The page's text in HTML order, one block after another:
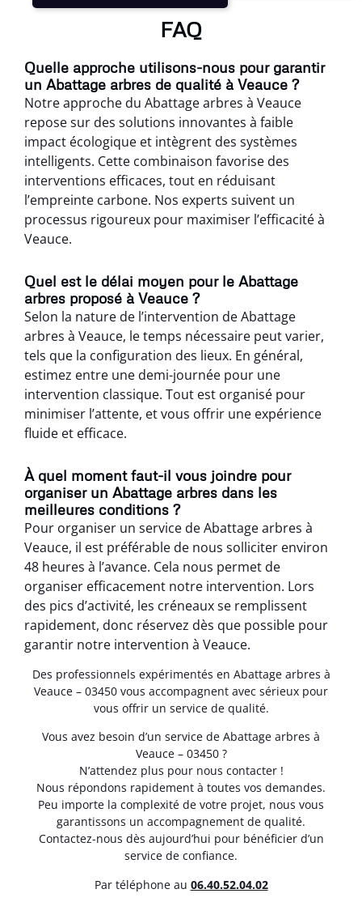
FAQ
Quelle approche utilisons-nous pour garantir
un Abattage arbres de qualité à Veauce ?
Notre approche du Abattage arbres à Veauce
repose sur des solutions innovantes à faible
impact écologique et intègrent des systèmes
intelligents. Cette combinaison favorise des
interventions efficaces, tout en réduisant
l’empreinte carbone. Nos experts suivent un
processus rigoureux pour maximiser l’efficacité à
Veauce.
Quel est le délai moyen pour le Abattage
arbres proposé à Veauce ?
Selon la nature de l’intervention de Abattage
arbres à Veauce, le temps nécessaire peut varier,
tels que la configuration des lieux. En général,
estimez entre une demi-journée pour une
intervention classique. Tout est organisé pour
minimiser l’attente, et vous offrir une expérience
fluide et efficace.
À quel moment faut-il vous joindre pour
organiser un Abattage arbres dans les
meilleures conditions ?
Pour organiser un service de Abattage arbres à
Veauce, il est préférable de nous solliciter environ
48 heures à l’avance. Cela nous permet de
organiser efficacement notre intervention. Lors
des pics d’activité, les créneaux se remplissent
rapidement, donc réservez dès que possible pour
garantir notre intervention à Veauce.
Des professionnels expérimentés en Abattage arbres à
Veauce – 03450 vous accompagnent avec sérieux pour
vous offrir un service de qualité.
Vous avez besoin d’un service de Abattage arbres à
Veauce – 03450 ?
N’attendez plus pour nous contacter !
Nous répondons rapidement à toutes vos demandes.
Peu importe la complexité de votre projet, nous vous
garantissons un accompagnement de qualité.
Contactez-nous dès aujourd’hui pour bénéficier d’un
service de confiance.
Par téléphone au 06.40.52.04.02